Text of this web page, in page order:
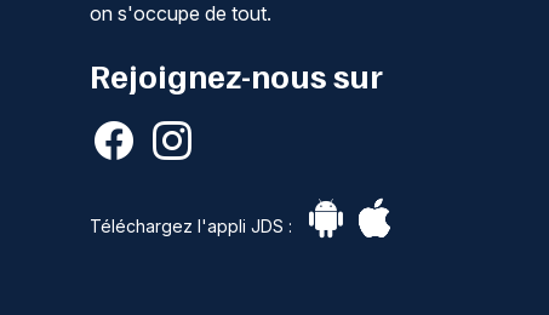
on s'occupe de tout.
Rejoignez-nous sur
Téléchargez l'appli JDS :